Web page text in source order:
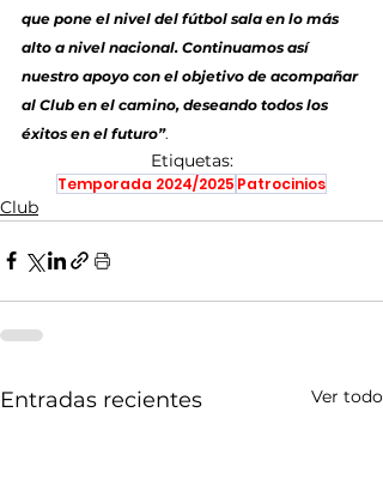
que pone el nivel del fútbol sala en lo más
alto a nivel nacional. Continuamos así
nuestro apoyo con el objetivo de acompañar
al Club en el camino, deseando todos los
éxitos en el futuro”.
Etiquetas:
Temporada 2024/2025 Patrocinios
Club
Entradas recientes Ver todo